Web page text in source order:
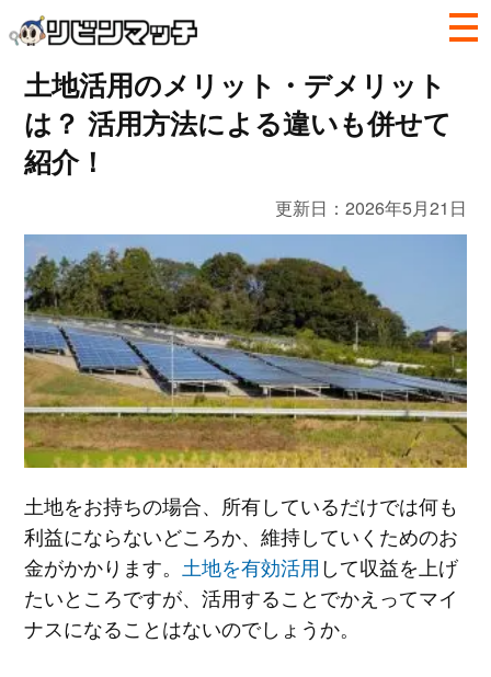
土地活用のメリット・デメリット
は？ 活用方法による違いも併せて
紹介！
更新日：2026年5月21日
土地をお持ちの場合、所有しているだけでは何も
利益にならないどころか、維持していくためのお
金がかかります。 土地を有効活用 して収益を上げ
たいところですが、活用することでかえってマイ
ナスになることはないのでしょうか。